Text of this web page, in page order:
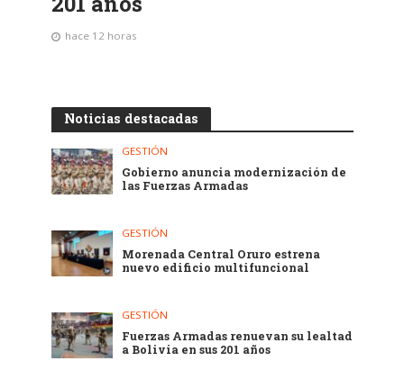
hace 12 horas
Noticias destacadas
GESTIÓN
Gobierno anuncia modernización de
las Fuerzas Armadas
GESTIÓN
Morenada Central Oruro estrena
nuevo edificio multifuncional
GESTIÓN
Fuerzas Armadas renuevan su lealtad
a Bolivia en sus 201 años